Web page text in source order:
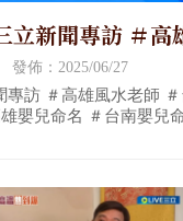
立新聞專訪 ＃高
＃屏東風水老師
兒命名 ＃屏東
發佈：2025/06/27
專訪 ＃高雄風水老師
嬰兒命名 ＃台南嬰兒